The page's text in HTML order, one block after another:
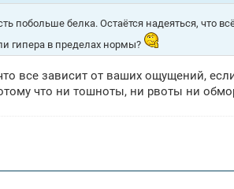
побольше белка. Остаётся надеяться, что
гипера в пределах нормы?
все зависит от ваших ощущений,
что ни тошноты, ни рвоты ни